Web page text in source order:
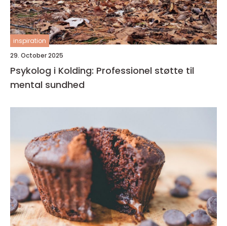
inspiration
29. October 2025
Psykolog i Kolding: Professionel støtte til
mental sundhed